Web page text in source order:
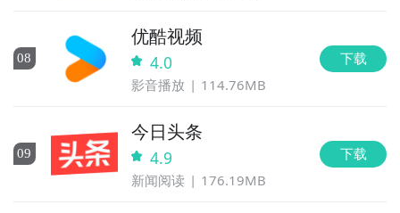
08
优酷视频
4.0
影音播放 114.76MB
下载
09
今日头条
4.9
新闻阅读 176.19MB
下载